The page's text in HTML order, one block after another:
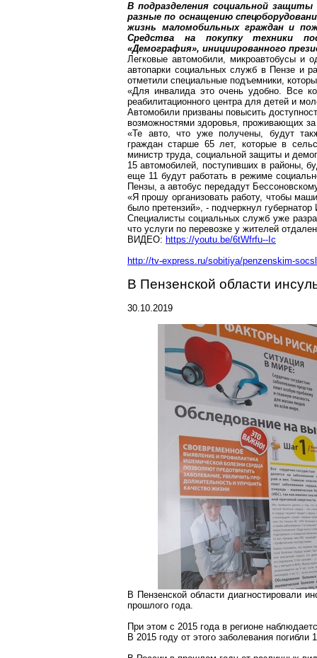
В подразделения социальной
разные по оснащению
жизнь маломобильныхграждан и
Средства на покупку техники
«Демография», инициированного
Легковые автомобили, микроавтобусы
автопарки социальных служб в Пензе и
отметили специальные подъемники,
«Для инвалида это очень удобно. Все
реабилитационного центра для детей и
Автомобили призваны повысить
возможностями здоровья, проживающих
«Те авто, что уже получены, будут
граждан старше 65 лет, которые в
министр труда, социальной защиты и
15 автомобилей, поступивших в районы,
еще 11 будут работать в режиме
Пензы, а автобус передадут
«Я прошу организовать работу, чтобы
было претензий», - подчеркнул
Специалисты социальных служб уже
что услуги по перевозке у жителей
ВИДЕО: https://youtu.be/6tWfrfu-- Ic
http://tv-express.ru/sobitiya/penzenskim-
В Пензенской области
30.10.2019
В Пензенской области диагностировали
прошлого года.
При этом с 2015 года в регионе
В 2015 году от этого заболевания